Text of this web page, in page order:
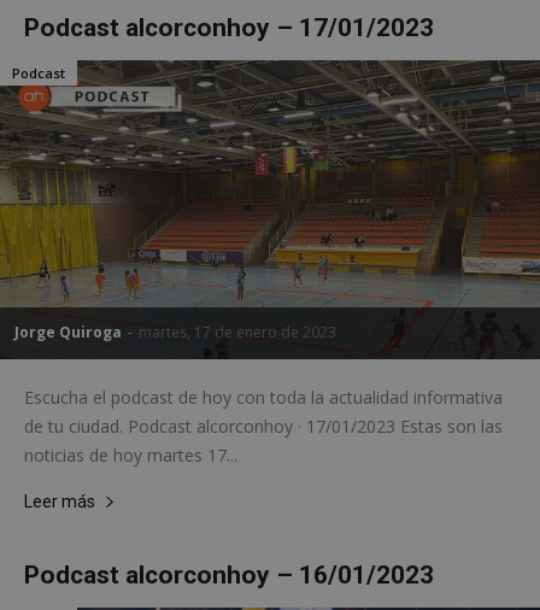
Podcast alcorconhoy – 17/01/2023
Jorge Quiroga - martes, 17 de enero de 2023
Podcast
Escucha el podcast de hoy con toda la actualidad informativa
de tu ciudad. Podcast alcorconhoy · 17/01/2023 Estas son las
noticias de hoy martes 17...
Leer más
Podcast alcorconhoy – 16/01/2023